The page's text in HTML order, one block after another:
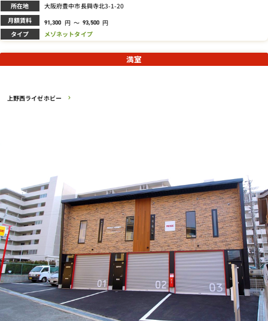
所在地 大阪府豊中市長興寺北3-1-20
月額賃料 91,300 円 ～ 93,500 円
タイプ メゾネットタイプ
上野西ライゼホビー
満室